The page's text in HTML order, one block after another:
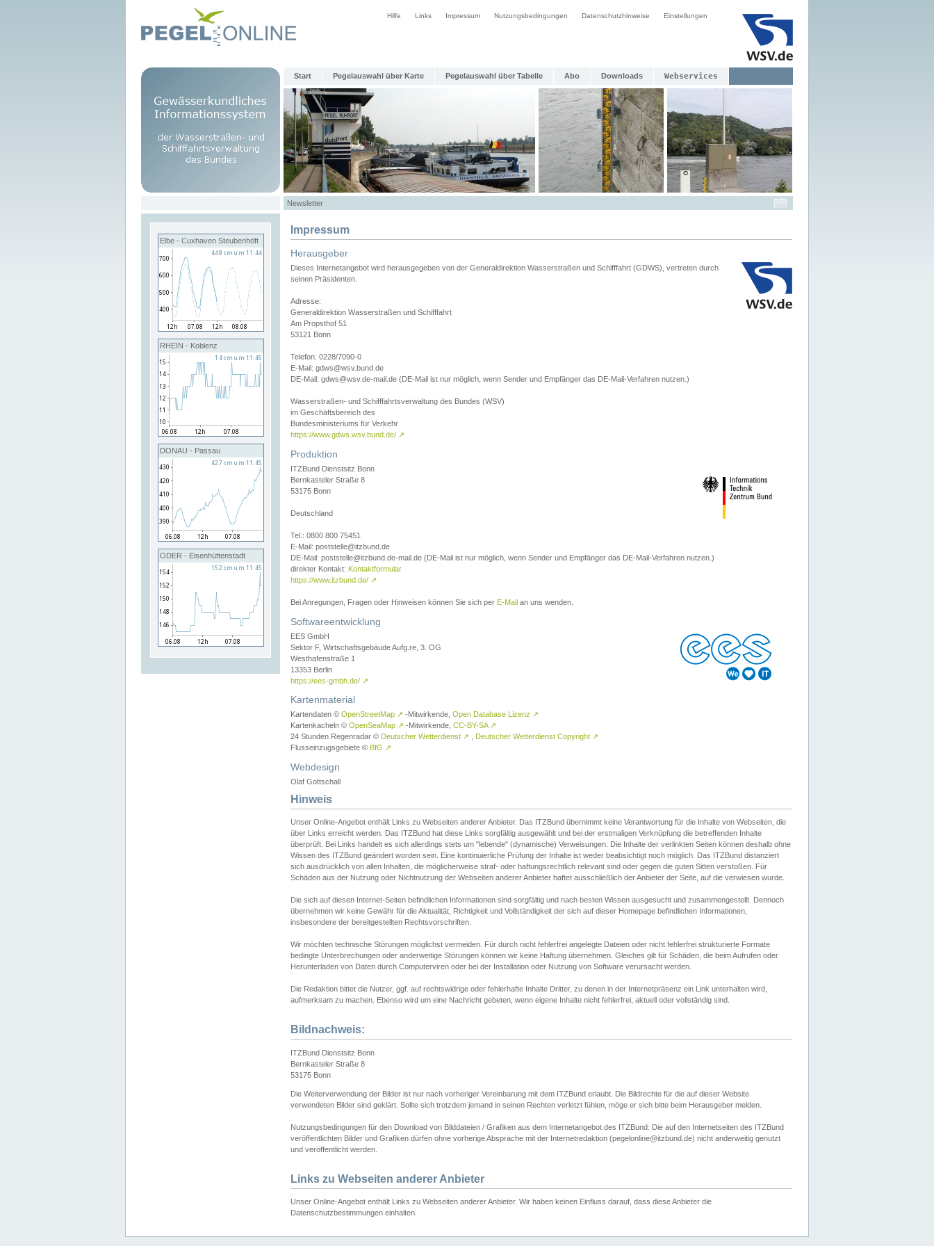
Hilfe Links Impressum Nutzungsbedingungen Datenschutzhinweise Einstellungen
Start Pegelauswahl über Karte Pegelauswahl über Tabelle Abo Downloads Webservices
Newsletter
Elbe - Cuxhaven Steubenhöft
RHEIN - Koblenz
DONAU - Passau
ODER - Eisenhüttenstadt
Impressum
Herausgeber
Dieses Internetangebot wird herausgegeben von der Generaldirektion Wasserstraßen und Schifffahrt (GDWS), vertreten durch
seinen Präsidenten.
Adresse:
Generaldirektion Wasserstraßen und Schifffahrt
Am Propsthof 51
53121 Bonn
Telefon: 0228/7090-0
E-Mail: gdws@wsv.bund.de
DE-Mail: gdws@wsv.de-mail.de (DE-Mail ist nur möglich, wenn Sender und Empfänger das DE-Mail-Verfahren nutzen.)
Wasserstraßen- und Schifffahrtsverwaltung des Bundes (WSV)
im Geschäftsbereich des
Bundesministeriums für Verkehr
https://www.gdws.wsv.bund.de/ ↗
Produktion
ITZBund Dienstsitz Bonn
Bernkasteler Straße 8
53175 Bonn
Deutschland
Tel.: 0800 800 75451
E-Mail: poststelle@itzbund.de
DE-Mail: poststelle@itzbund.de-mail.de (DE-Mail ist nur möglich, wenn Sender und Empfänger das DE-Mail-Verfahren nutzen.)
direkter Kontakt: Kontaktformular
https://www.itzbund.de/ ↗
Bei Anregungen, Fragen oder Hinweisen können Sie sich per E-Mail an uns wenden.
Softwareentwicklung
EES GmbH
Sektor F, Wirtschaftsgebäude Aufg.re, 3. OG
Westhafenstraße 1
13353 Berlin
https://ees-gmbh.de/ ↗
Kartenmaterial
Kartendaten © OpenStreetMap ↗ -Mitwirkende, Open Database Lizenz ↗
Kartenkacheln © OpenSeaMap ↗ -Mitwirkende, CC-BY-SA ↗
24 Stunden Regenradar © Deutscher Wetterdienst ↗ Deutscher Wetterdienst Copyright ↗
Flusseinzugsgebiete © BfG ↗
Webdesign
Olaf Gottschall
Hinweis
Unser Online-Angebot enthält Links zu Webseiten anderer Anbieter. Das ITZBund übernimmt keine Verantwortung für die Inhalte von Webseiten, die
über Links erreicht werden. Das ITZBund hat diese Links sorgfältig ausgewählt und bei der erstmaligen Verknüpfung die betreffenden Inhalte
überprüft. Bei Links handelt es sich allerdings stets um "lebende" (dynamische) Verweisungen. Die Inhalte der verlinkten Seiten können deshalb ohne
Wissen des ITZBund geändert worden sein. Eine kontinuierliche Prüfung der Inhalte ist weder beabsichtigt noch möglich. Das ITZBund distanziert
sich ausdrücklich von allen Inhalten, die möglicherweise straf- oder haftungsrechtlich relevant sind oder gegen die guten Sitten verstoßen. Für
Schäden aus der Nutzung oder Nichtnutzung der Webseiten anderer Anbieter haftet ausschließlich der Anbieter der Seite, auf die verwiesen wurde.
Die sich auf diesen Internet-Seiten befindlichen Informationen sind sorgfältig und nach besten Wissen ausgesucht und zusammengestellt. Dennoch
übernehmen wir keine Gewähr für die Aktualität, Richtigkeit und Vollständigkeit der sich auf dieser Homepage befindlichen Informationen,
insbesondere der bereitgestellten Rechtsvorschriften.
Wir möchten technische Störungen möglichst vermeiden. Für durch nicht fehlerfrei angelegte Dateien oder nicht fehlerfrei strukturierte Formate
bedingte Unterbrechungen oder anderweitige Störungen können wir keine Haftung übernehmen. Gleiches gilt für Schäden, die beim Aufrufen oder
Herunterladen von Daten durch Computerviren oder bei der Installation oder Nutzung von Software verursacht werden.
Die Redaktion bittet die Nutzer, ggf. auf rechtswidrige oder fehlerhafte Inhalte Dritter, zu denen in der Internetpräsenz ein Link unterhalten wird,
aufmerksam zu machen. Ebenso wird um eine Nachricht gebeten, wenn eigene Inhalte nicht fehlerfrei, aktuell oder vollständig sind.
Bildnachweis:
ITZBund Dienstsitz Bonn
Bernkasteler Straße 8
53175 Bonn
Die Weiterverwendung der Bilder ist nur nach vorheriger Vereinbarung mit dem ITZBund erlaubt. Die Bildrechte für die auf dieser Website
verwendeten Bilder sind geklärt. Sollte sich trotzdem jemand in seinen Rechten verletzt fühlen, möge er sich bitte beim Herausgeber melden.
Nutzungsbedingungen für den Download von Bilddateien / Grafiken aus dem Internetangebot des ITZBund: Die auf den Internetseiten des ITZBund
veröffentlichten Bilder und Grafiken dürfen ohne vorherige Absprache mit der Internetredaktion (pegelonline@itzbund.de) nicht anderweitig genutzt
und veröffentlicht werden.
Links zu Webseiten anderer Anbieter
Unser Online-Angebot enthält Links zu Webseiten anderer Anbieter. Wir haben keinen Einfluss darauf, dass diese Anbieter die
Datenschutzbestimmungen einhalten.